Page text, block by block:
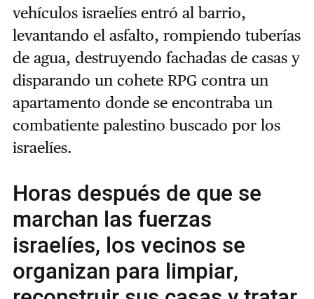
vehículos israelíes entró al barrio,
levantando el asfalto, rompiendo tuberías
de agua, destruyendo fachadas de casas y
disparando un cohete RPG contra un
apartamento donde se encontraba un
combatiente palestino buscado por los
israelíes.
Horas después de que se
marchan las fuerzas
israelíes, los vecinos se
organizan para limpiar,